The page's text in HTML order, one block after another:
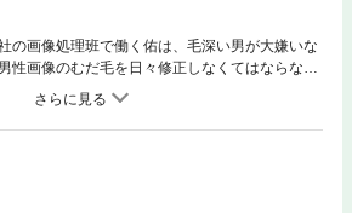
の画像処理班で働く佑は、毛深い男が大嫌いな
性画像のむだ毛を日々修正しなくてはならな
前に、理想的な肌の男が現れた。企画開発部の
地のよさそうなツルツル肌は、佑の求めていた
嗣を自社モデルに推薦すると、なぜか佑まで下
！？